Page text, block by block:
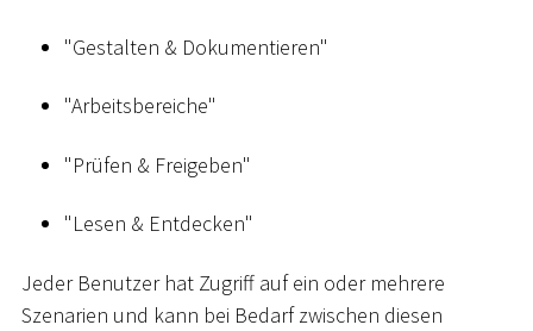
"Gestalten & Dokumentieren"
"Arbeitsbereiche"
"Prüfen & Freigeben"
"Lesen & Entdecken"
Jeder Benutzer hat Zugriff auf ein oder mehrere
Szenarien und kann bei Bedarf zwischen diesen